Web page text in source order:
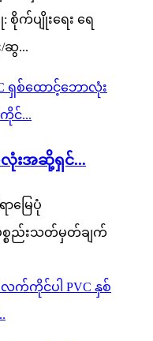
စိုက်ပျိုးရေး ရေ
/ဆွ...
လုံးအဆို့ရှင်...
မြေပုံ
စည်းသတ်မှတ်ချက်